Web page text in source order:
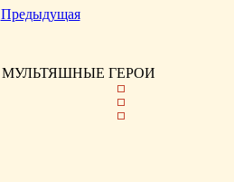
Предыдущая
МУЛЬТЯШНЫЕ ГЕРОИ